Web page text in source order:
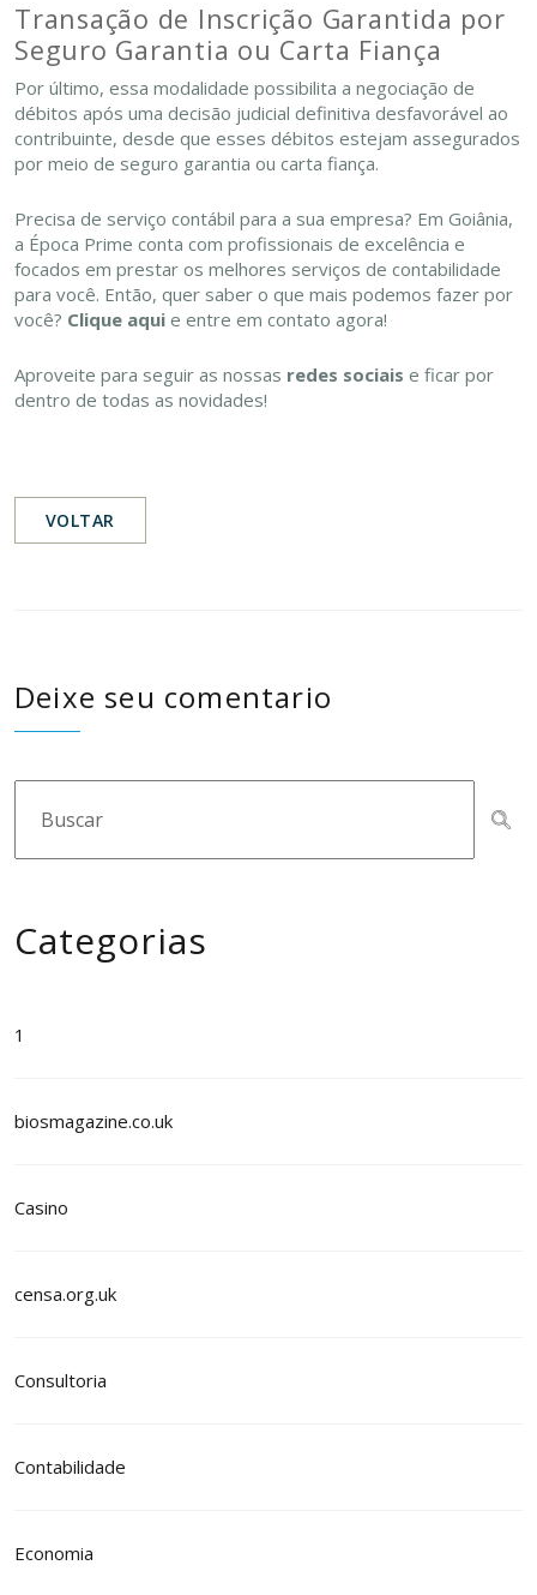
Transação de Inscrição Garantida por
Seguro Garantia ou Carta Fiança
Por último, essa modalidade possibilita a negociação de
débitos após uma decisão judicial definitiva desfavorável ao
contribuinte, desde que esses débitos estejam assegurados
por meio de seguro garantia ou carta fiança.
Precisa de serviço contábil para a sua empresa? Em Goiânia,
a Época Prime conta com profissionais de excelência e
focados em prestar os melhores serviços de contabilidade
para você. Então, quer saber o que mais podemos fazer por
você? Clique aqui e entre em contato agora!
Aproveite para seguir as nossas redes sociais e ficar por
dentro de todas as novidades!
VOLTAR
Deixe seu comentario
Categorias
1
biosmagazine.co.uk
Casino
censa.org.uk
Consultoria
Contabilidade
Economia